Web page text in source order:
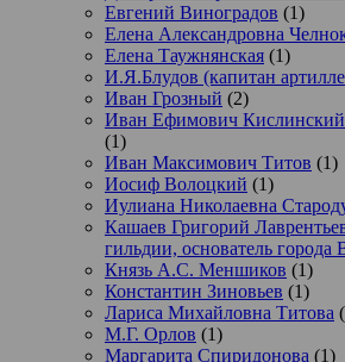
Евгений Виноградов (1)
Елена Александровна
Елена Таужнянская (1)
И.Я.Блудов (капитан
Иван Грозный (2)
Иван Ефимович Кислинский
(1)
Иван Максимович Титов (1)
Иосиф Волоцкий (1)
Иулиана Николаевна
Кашаев Григорий
гильдии, основатель города
Князь А.С. Меншиков (1)
Константин Зиновьев (1)
Лариса Михайловна Титова
М.Г. Орлов (1)
Маргарита Спиридонова (1)